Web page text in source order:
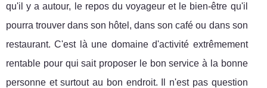
qu'il y a autour, le repos du voyageur et le bien-être qu'il
pourra trouver dans son hôtel, dans son café ou dans son
restaurant. C'est là une domaine d'activité extrêmement
rentable pour qui sait proposer le bon service à la bonne
personne et surtout au bon endroit. Il n'est pas question